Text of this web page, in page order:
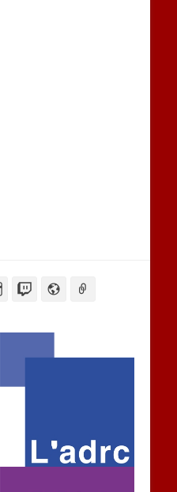
Instagram
TwitchWebsite